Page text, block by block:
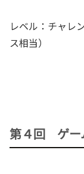
レベル：チャレ
ス相当）
第４回 ゲー